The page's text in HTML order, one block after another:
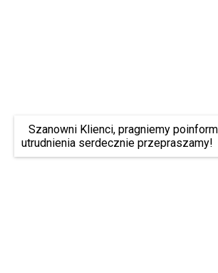
Szanowni Klienci, pragniemy
utrudnienia serdecznie przepraszamy!